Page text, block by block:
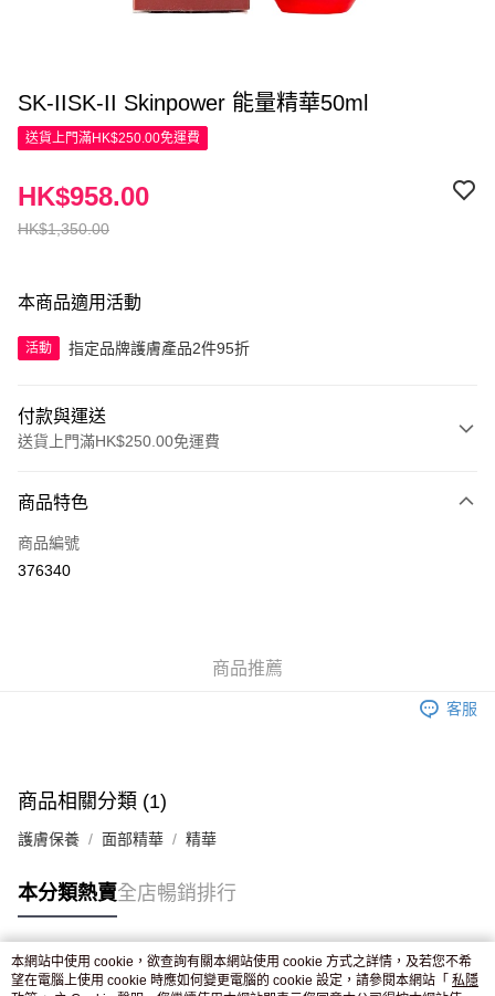
SK-IISK-II Skinpower 能量精華50ml
送貨上門滿HK$250.00免運費
HK$1,350.00
HK$958.00
本商品適用活動
活動 指定品牌護膚產品2件95折
付款與運送
送貨上門滿HK$250.00免運費
信用卡
Apple Pay
付款後門市自取，訂單確認後2-4個工作天到店，7天內取。逾期後
商品特色
商品編號
376340
商品推薦
客服
商品相關分類 (1)
護膚保養 面部精華 精華
本分類熱賣全店暢銷排行
熱門標籤
本網站中使用 cookie，欲查詢有關本網站使用 cookie 方式之詳情，及若您不希
望在電腦上使用 cookie 時應如何變更電腦的 cookie 設定，請參閱本網站「 私隱